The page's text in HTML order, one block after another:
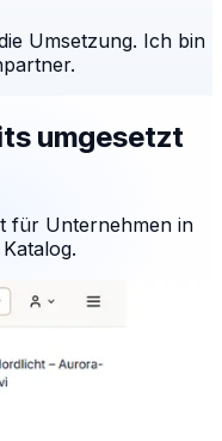
Umsetzung. Ich bin
umgesetzt
für Unternehmen in